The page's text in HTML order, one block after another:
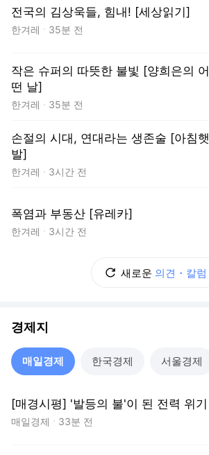
전국의 김상욱들, 힘내! [세상읽기]
한겨레 35분 전
작은 슈퍼의 따뜻한 불빛 [양희은의 어
떤 날]
한겨레 35분 전
손절의 시대, 연대라는 생존술 [아침햇
발]
한겨레 3시간 전
폭염과 부동산 [유레카]
한겨레 3시간 전
새로운 의견・칼럼
경제지
매일경제 한국경제 서울경제
[매경시평] '발등의 불'이 된 전력 위기
매일경제 33분 전